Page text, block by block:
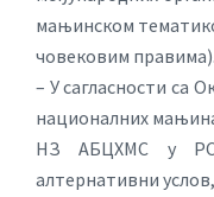
мањинском
човековим правима).
– У сагласности са
националних
НЗ АБЦХМС у РС
алтернативни